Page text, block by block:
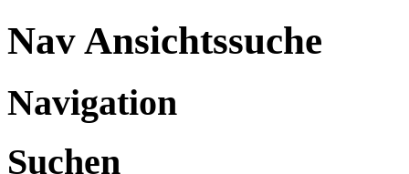
Nav Ansichtssuche
Navigation
Suchen